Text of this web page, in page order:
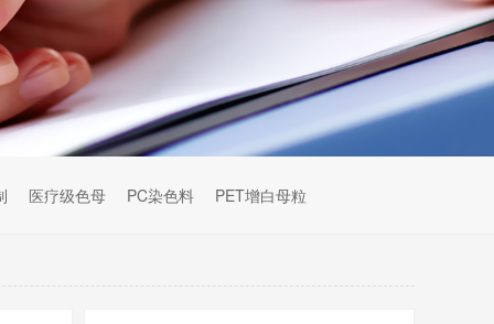
医疗级色母 PC染色料 PET增白母粒